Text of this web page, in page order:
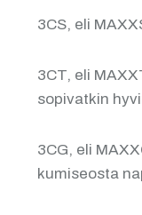
3CS, eli
3CT, eli
sopivatkin
3CG, eli
kumiseosta